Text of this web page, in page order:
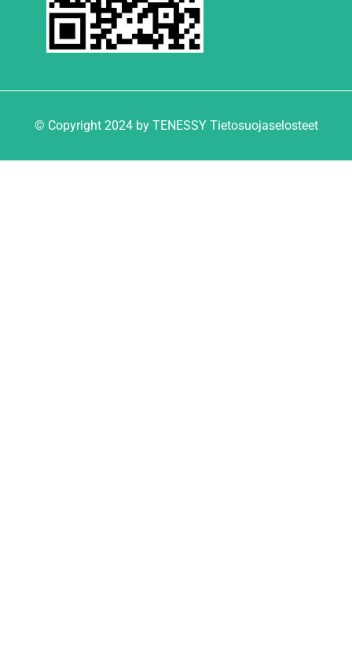
© Copyright 2024 by TENESSY Tietosuojaselosteet